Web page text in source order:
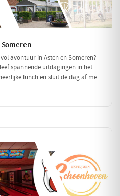
avontuur in Asten en Someren?
spannende uitdagingen in het
lunch en sluit de dag af met